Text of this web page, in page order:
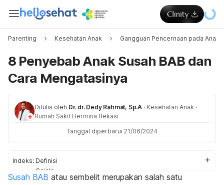
Parenting Kesehatan Anak Gangguan Pencernaan pada Anak
8 Penyebab Anak Susah BAB dan
Cara Mengatasinya
Ditulis oleh Dr. dr. Dedy Rahmat, Sp.A · Kesehatan Anak ·
Rumah Sakit Hermina Bekasi
Tanggal diperbarui 21/06/2024
Indeks: Definisi
Gejala
Penyebab
Susah BAB atau sembelit merupakan salah satu